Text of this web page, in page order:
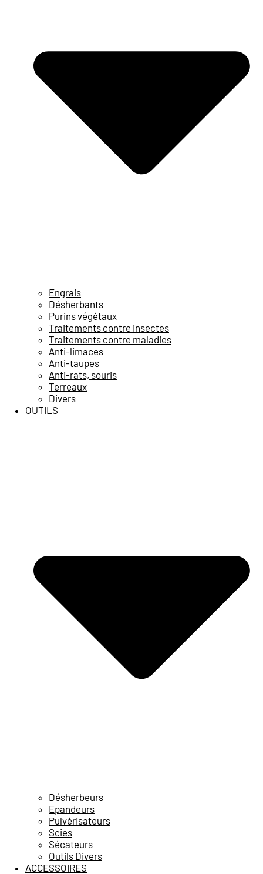
Engrais
Désherbants
Purins végétaux
Traitements contre insectes
Traitements contre maladies
Anti-limaces
Anti-taupes
Anti-rats, souris
Terreaux
Divers
OUTILS
Désherbeurs
Epandeurs
Pulvérisateurs
Scies
Sécateurs
Outils Divers
ACCESSOIRES